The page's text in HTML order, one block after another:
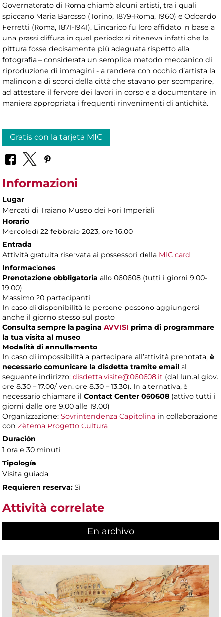
Governatorato di Roma chiamò alcuni artisti, tra i quali
spiccano Maria Barosso (Torino, 1879-Roma, 1960) e Odoardo
Ferretti (Roma, 1871-1941). L’incarico fu loro affidato in base a
una prassi diffusa in quel periodo: si riteneva infatti che la
pittura fosse decisamente più adeguata rispetto alla
fotografia – considerata un semplice metodo meccanico di
riproduzione di immagini - a rendere con occhio d’artista la
malinconia di scorci della città che stavano per scomparire,
ad attestare il fervore dei lavori in corso e a documentare in
maniera appropriata i frequenti rinvenimenti di antichità.
Gratis con la tarjeta MIC
Informazioni
Lugar
Mercati di Traiano Museo dei Fori Imperiali
Horario
Mercoledì 22 febbraio 2023, ore 16.00
Entrada
Attività gratuita riservata ai possessori della MIC card
Informaciones
Prenotazione obbligatoria allo 060608 (tutti i giorni 9.00-
19.00)
Massimo 20 partecipanti
In caso di disponibilità le persone possono aggiungersi
anche il giorno stesso sul posto
Consulta sempre la pagina AVVISI prima di programmare
la tua visita al museo
Modalità di annullamento
In caso di impossibilità a partecipare all’attività prenotata, è
necessario comunicare la disdetta tramite email al
seguente indirizzo: disdetta.visite@060608.it (dal lun.al giov.
ore 8.30 – 17.00/ ven. ore 8.30 – 13.30). In alternativa, è
necessario chiamare il Contact Center 060608 (attivo tutti i
giorni dalle ore 9.00 alle 19.00)
Organizzazione: Sovrintendenza Capitolina in collaborazione
con Zètema Progetto Cultura
Duración
1 ora e 30 minuti
Tipología
Visita guiada
Requieren reserva: Sì
Attività correlate
En archivo